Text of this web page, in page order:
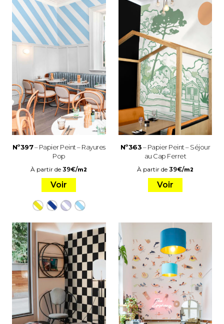
Nº397– Papier Peint – Rayures
Pop
À partir de39€/m2
Voir
Nº363– Papier Peint – Séjour
au Cap Ferret
À partir de 39€/m2
Voir